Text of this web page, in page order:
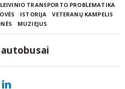
TRANSPORTO PROBLEMATIKA
ISTORIJA
VETERANŲ KAMPELIS
MUZIEJUS